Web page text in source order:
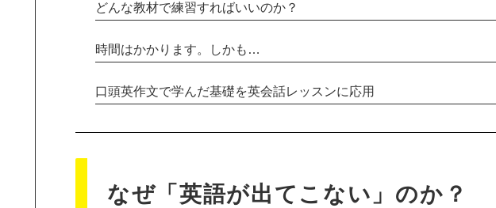
どんな教材で練習すればいいのか？
時間はかかります。しかも…
口頭英作文で学んだ基礎を英会話レッスンに応用
なぜ「英語が出てこない」のか？